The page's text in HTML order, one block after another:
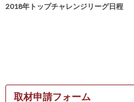
2018年トップチャレンジリーグ日程
取材申請フォーム